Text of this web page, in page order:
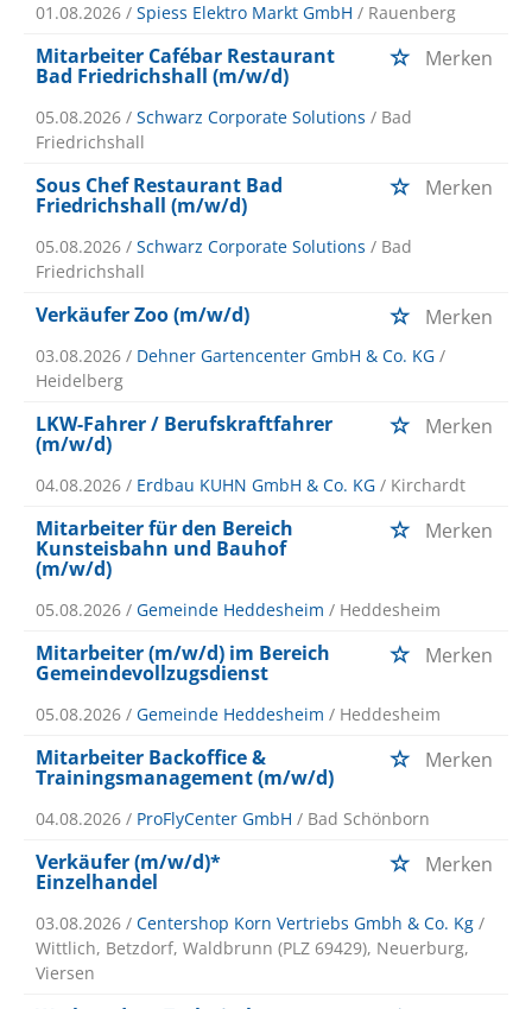
01.08.2026 / Spiess Elektro Markt GmbH / Rauenberg
Mitarbeiter Cafébar Restaurant
Bad Friedrichshall (m/w/d)
Merken
05.08.2026 / Schwarz Corporate Solutions / Bad
Friedrichshall
Sous Chef Restaurant Bad
Friedrichshall (m/w/d)
Merken
05.08.2026 / Schwarz Corporate Solutions / Bad
Friedrichshall
Verkäufer Zoo (m/w/d) Merken
03.08.2026 / Dehner Gartencenter GmbH & Co. KG /
Heidelberg
LKW-Fahrer / Berufskraftfahrer
(m/w/d)
Merken
04.08.2026 / Erdbau KUHN GmbH & Co. KG / Kirchardt
Mitarbeiter für den Bereich
Kunsteisbahn und Bauhof
(m/w/d)
Merken
05.08.2026 / Gemeinde Heddesheim / Heddesheim
Mitarbeiter (m/w/d) im Bereich
Gemeindevollzugsdienst
Merken
05.08.2026 / Gemeinde Heddesheim / Heddesheim
Mitarbeiter Backoffice &
Trainingsmanagement (m/w/d)
Merken
04.08.2026 / ProFlyCenter GmbH / Bad Schönborn
Verkäufer (m/w/d)*
Einzelhandel
Merken
03.08.2026 / Centershop Korn Vertriebs Gmbh & Co. Kg /
Wittlich, Betzdorf, Waldbrunn (PLZ 69429), Neuerburg,
Viersen